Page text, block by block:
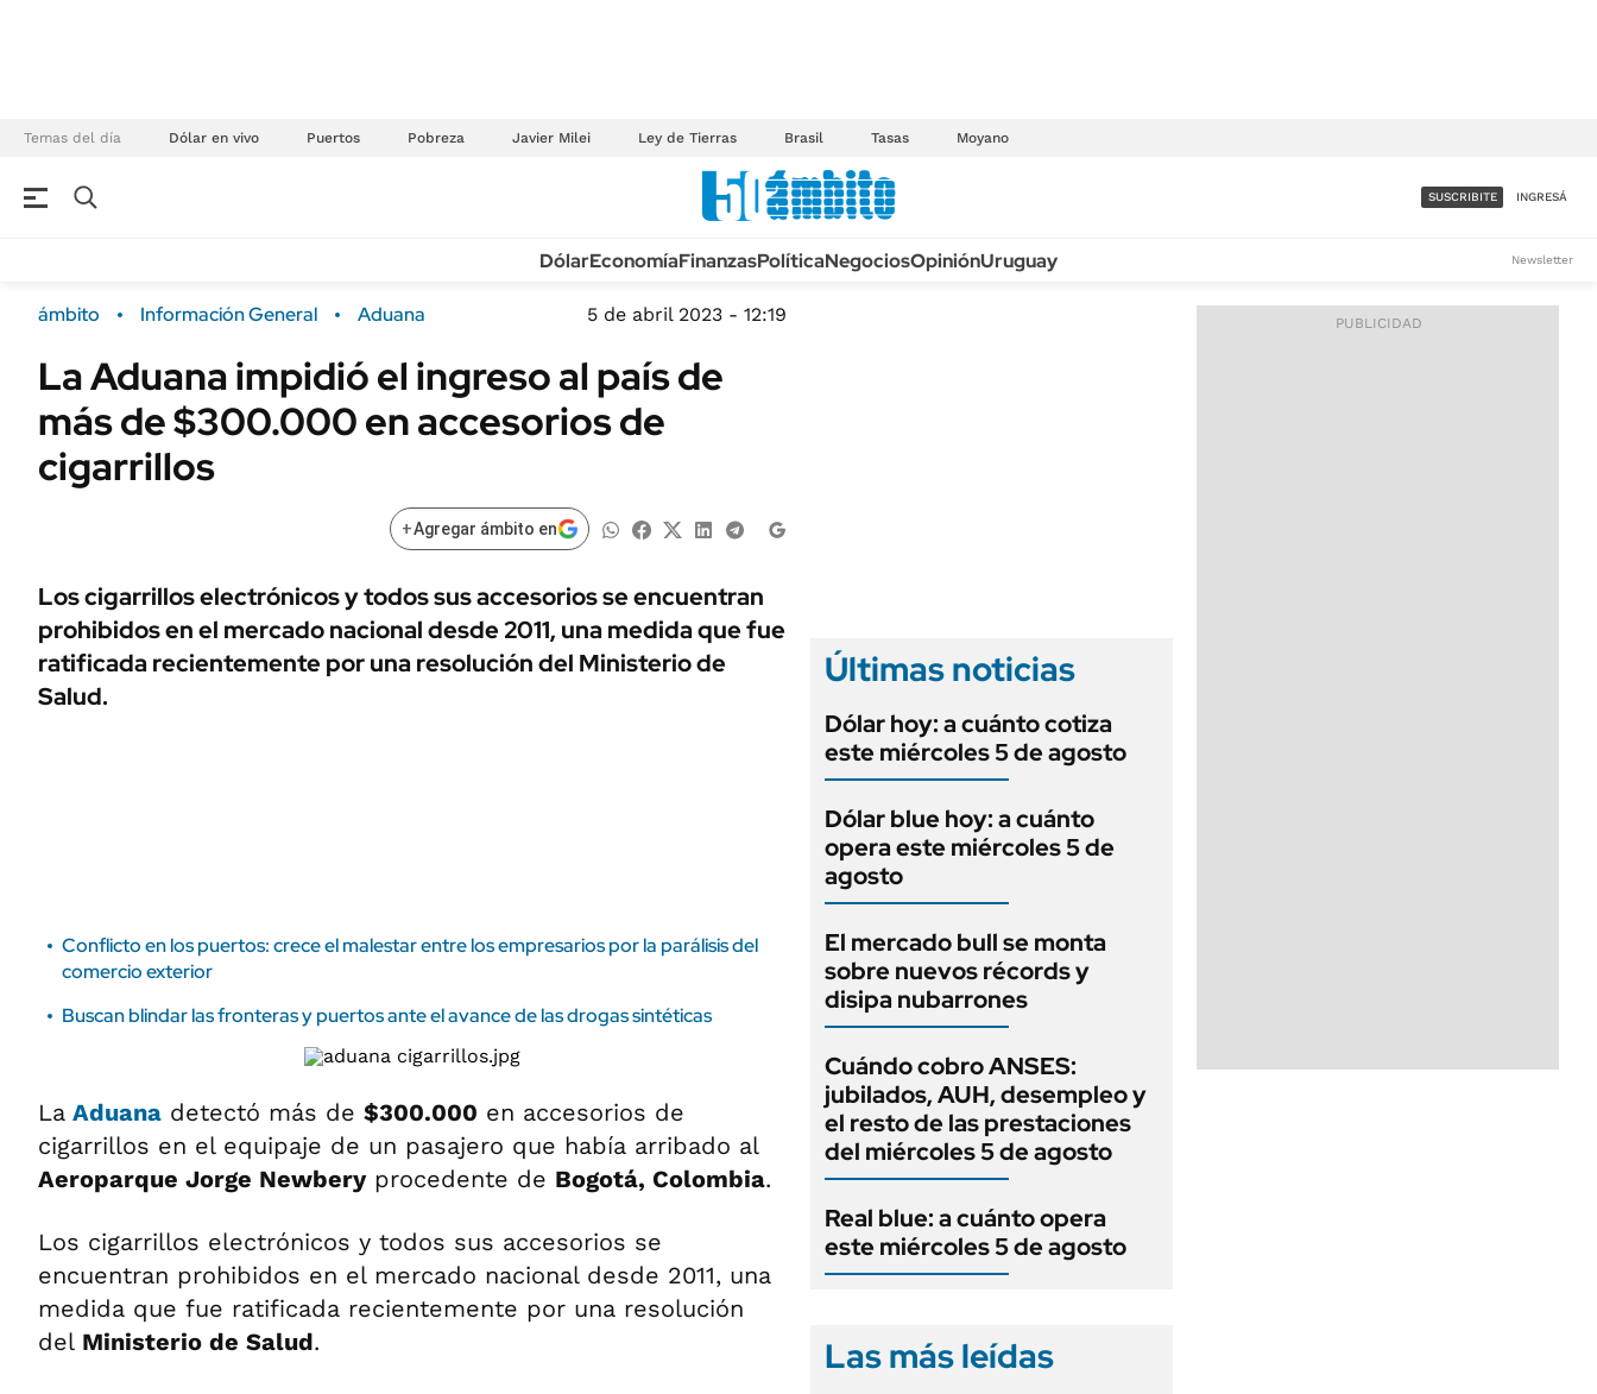
Temas del día Dólar en vivo Puertos Pobreza Javier Milei Ley de Tierras Brasil Tasas Moyano
Campo
FINANZAS
Dólar
Sustentabilidad
Seguros
URUGUAY
TECNOLOGÍA
MÉXICO
MUNDO
INFORMACIÓN GENERAL
AUTOS
ACCESO FULL - $1.800/MES
SUSCRIBITE INGRESÁ
DólarEconomíaFinanzasPolíticaNegociosOpiniónUruguay Newsletter
ámbito Información General Aduana 5 de abril 2023 - 12:19
La Aduana impidió el ingreso al país de
más de $300.000 en accesorios de
cigarrillos
+Agregar ámbito en
Los cigarrillos electrónicos y todos sus accesorios se encuentran
prohibidos en el mercado nacional desde 2011, una medida que fue
ratificada recientemente por una resolución del Ministerio de
Salud.
Conflicto en los puertos: crece el malestar entre los empresarios por la parálisis del
comercio exterior
Buscan blindar las fronteras y puertos ante el avance de las drogas sintéticas
La Aduana detectó más de $300.000 en accesorios de
cigarrillos en el equipaje de un pasajero que había arribado al
Aeroparque Jorge Newberyprocedente de Bogotá, Colombia.
Los cigarrillos electrónicos y todos sus accesorios se
encuentran prohibidos en el mercado nacional desde 2011, una
medida que fue ratificada recientemente por una resolución
del Ministerio de Salud.
Últimas noticias
Dólar hoy: a cuánto cotiza
este miércoles 5 de agosto
Dólar blue hoy: a cuánto
opera este miércoles 5 de
agosto
El mercado bull se monta
sobre nuevos récords y
disipa nubarrones
Cuándo cobro ANSES:
jubilados, AUH, desempleo y
el resto de las prestaciones
del miércoles 5 de agosto
Real blue: a cuánto opera
este miércoles 5 de agosto
Las más leídas